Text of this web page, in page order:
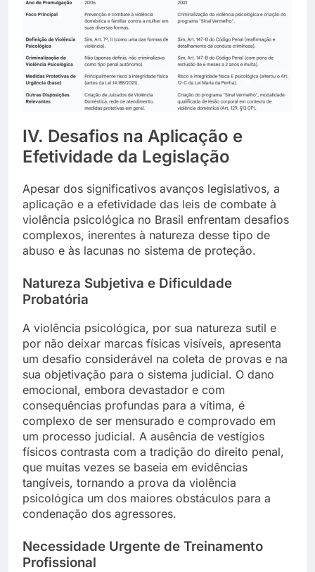
IV. Desafios na Aplicação e
Efetividade da Legislação
Apesar dos significativos avanços legislativos, a
aplicação e a efetividade das leis de combate à
violência psicológica no Brasil enfrentam desafios
complexos, inerentes à natureza desse tipo de
abuso e às lacunas no sistema de proteção.
Natureza Subjetiva e Dificuldade
Probatória
A violência psicológica, por sua natureza sutil e
por não deixar marcas físicas visíveis, apresenta
um desafio considerável na coleta de provas e na
sua objetivação para o sistema judicial. O dano
emocional, embora devastador e com
consequências profundas para a vítima, é
complexo de ser mensurado e comprovado em
um processo judicial. A ausência de vestígios
físicos contrasta com a tradição do direito penal,
que muitas vezes se baseia em evidências
tangíveis, tornando a prova da violência
psicológica um dos maiores obstáculos para a
condenação dos agressores.
Necessidade Urgente de Treinamento
Profissional